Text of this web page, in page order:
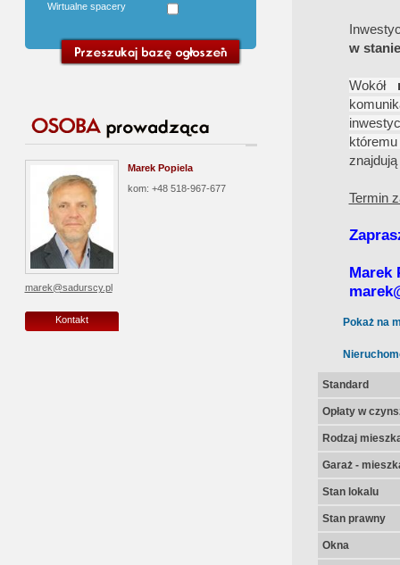
Wirtualne spacery
Marek Popiela
kom: +48 518-967-677
marek@sadurscy.pl
Kontakt
w
Wokół
Termin
Marek
Pokaż na
Standard
Opłaty w
Rodzaj
Garaż -
Stan lokalu
Stan prawny
Okna